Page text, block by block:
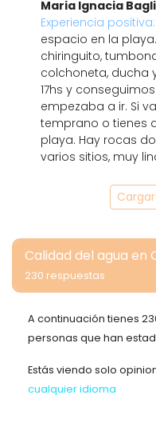
Maria Ignacia
Experiencia positiva:
espacio en la
chiringuito,
colchoneta, ducha
17hs y
empezaba a ir. Si
temprano o tienes
playa. Hay rocas
varios sitios, muy
Calidad del agua en
230 respuestas
A continuación tienes
personas que han
Estás viendo solo
cualquier idioma